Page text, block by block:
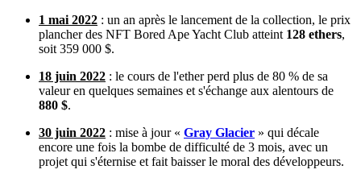
1 mai 2022 : un an après le lancement de la collection, le prix
plancher des NFT Bored Ape Yacht Club atteint 128 ethers,
soit 359 000 $.
18 juin 2022 : le cours de l'ether perd plus de 80 % de sa
valeur en quelques semaines et s'échange aux alentours de
880 $.
30 juin 2022 : mise à jour « Gray Glacier » qui décale
encore une fois la bombe de difficulté de 3 mois, avec un
projet qui s'éternise et fait baisser le moral des développeurs.